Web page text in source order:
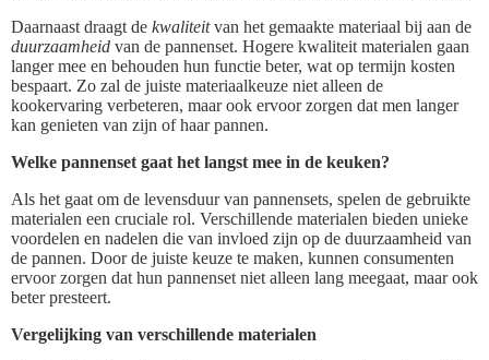
Daarnaast draagt de kwaliteitvan het gemaakte materiaal bij aan de
duurzaamheid van de pannenset. Hogere kwaliteit materialen gaan
langer mee en behouden hun functie beter, wat op termijn kosten
bespaart. Zo zal de juiste materiaalkeuze niet alleen de
kookervaring verbeteren, maar ook ervoor zorgen dat men langer
kan genieten van zijn of haar pannen.
Welke pannenset gaat het langst mee in de keuken?
Als het gaat om de levensduur van pannensets, spelen de gebruikte
materialen een cruciale rol. Verschillende materialen bieden unieke
voordelen en nadelen die van invloed zijn op de duurzaamheid van
de pannen. Door de juiste keuze te maken, kunnen consumenten
ervoor zorgen dat hun pannenset niet alleen lang meegaat, maar ook
beter presteert.
Vergelijking van verschillende materialen